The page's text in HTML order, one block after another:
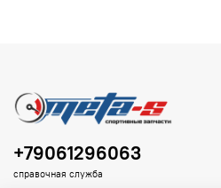
+79061296063
справочная служба